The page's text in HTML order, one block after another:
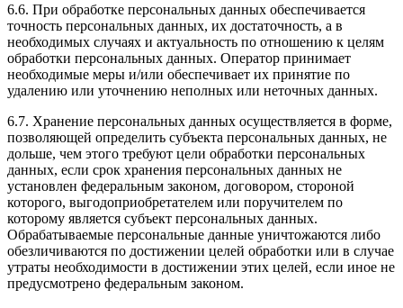
6.6. При обработке персональных данных обеспечивается
точность персональных данных, их достаточность, а в
необходимых случаях и актуальность по отношению к целям
обработки персональных данных. Оператор принимает
необходимые меры и/или обеспечивает их принятие по
удалению или уточнению неполных или неточных данных.
6.7. Хранение персональных данных осуществляется в форме,
позволяющей определить субъекта персональных данных, не
дольше, чем этого требуют цели обработки персональных
данных, если срок хранения персональных данных не
установлен федеральным законом, договором, стороной
которого, выгодоприобретателем или поручителем по
которому является субъект персональных данных.
Обрабатываемые персональные данные уничтожаются либо
обезличиваются по достижении целей обработки или в случае
утраты необходимости в достижении этих целей, если иное не
предусмотрено федеральным законом.